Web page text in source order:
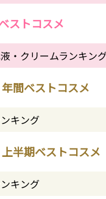
ストコスメ
・クリームランキン
間ベストコスメ
キング
半期ベストコスメ
キング